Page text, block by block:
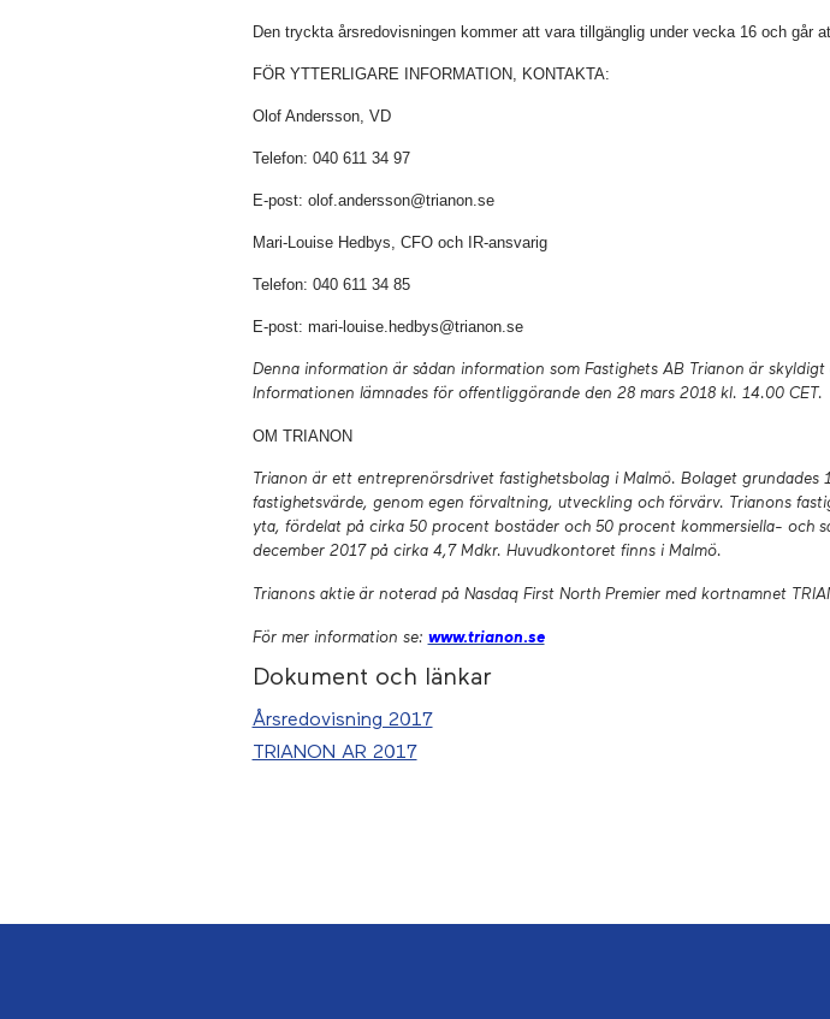
Den tryckta årsredovisningen kommer att vara tillgänglig under vecka 16 och går
FÖR YTTERLIGARE INFORMATION, KONTAKTA:
Olof Andersson, VD
Telefon: 040 611 34 97
E-post: olof.andersson@trianon.se
Mari-Louise Hedbys, CFO och IR-ansvarig
Telefon: 040 611 34 85
E-post: mari-louise.hedbys@trianon.se
Denna information är sådan information som Fastighets AB Trianon är
Informationen lämnades för offentliggörande den 28 mars 2018 kl. 14.00 CET.
OM TRIANON
Trianon är ett entreprenörsdrivet fastighetsbolag i Malmö. Bolaget
fastighetsvärde, genom egen förvaltning, utveckling och förvärv. Trianons
yta, fördelat på cirka 50 procent bostäder och 50 procent kommersiella- och
december 2017 på cirka 4,7 Mdkr. Huvudkontoret finns i Malmö.
Trianons aktie är noterad på Nasdaq First North Premier med kortnamnet
För mer information se: www.trianon.se
Dokument och länkar
Årsredovisning 2017
TRIANON AR 2017